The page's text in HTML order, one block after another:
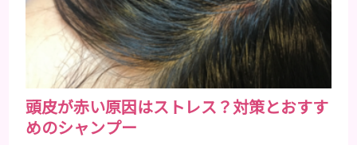
たり、虫歯と防ぐ働きを持つ成分 •香味料 ･･･歯磨き
粉の風味や爽...
頭皮が赤い原因はストレス？対策とおすす
めのシャンプー